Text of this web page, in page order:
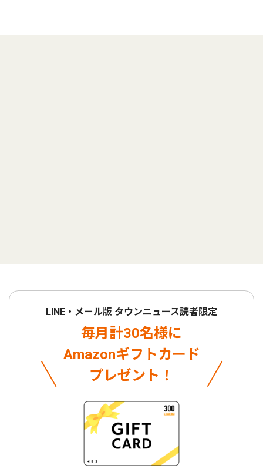
LINE・メール版 タウンニュース読者限定
毎月計30名様に
Amazonギフトカード
プレゼント！